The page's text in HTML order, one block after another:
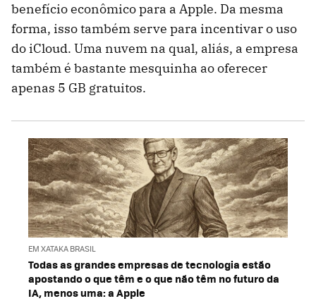
benefício econômico para a Apple. Da mesma
forma, isso também serve para incentivar o uso
do iCloud. Uma nuvem na qual, aliás, a empresa
também é bastante mesquinha ao oferecer
apenas 5 GB gratuitos.
EM XATAKA BRASIL
Todas as grandes empresas de tecnologia estão
apostando o que têm e o que não têm no futuro da
IA, menos uma: a Apple